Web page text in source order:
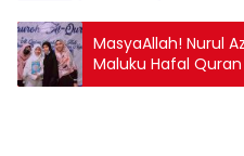
MasyaAllah! Nurul
Maluku Hafal